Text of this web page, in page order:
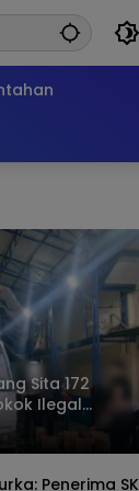
Sita 172
Ilegal
Sabun
Penerima SK